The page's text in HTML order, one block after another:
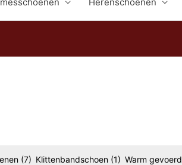
(7) Klittenbandschoen (1) Warm gevoerd